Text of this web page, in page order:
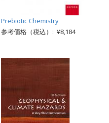
Prebiotic Chemistry
参考価格（税込）: ¥8,184